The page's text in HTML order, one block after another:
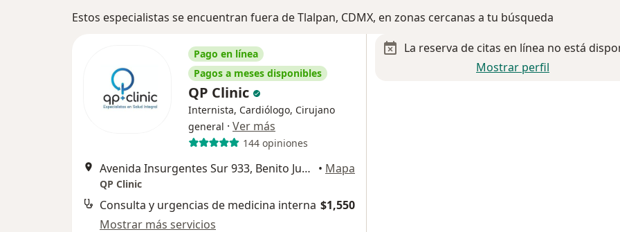
Estos especialistas se encuentran fuera de Tlalpan, CDMX, en zonas cercanas a tu búsqueda
Pago en línea
Pagos a meses disponibles
QP Clinic
Internista, Cardiólogo, Cirujano
general · Ver más
144 opiniones
Avenida Insurgentes Sur 933, Benito Juárez • Mapa
QP Clinic
Consulta y urgencias de medicina interna $1,550
Mostrar más servicios
La reserva de citas en línea no está
Mostrar perfil